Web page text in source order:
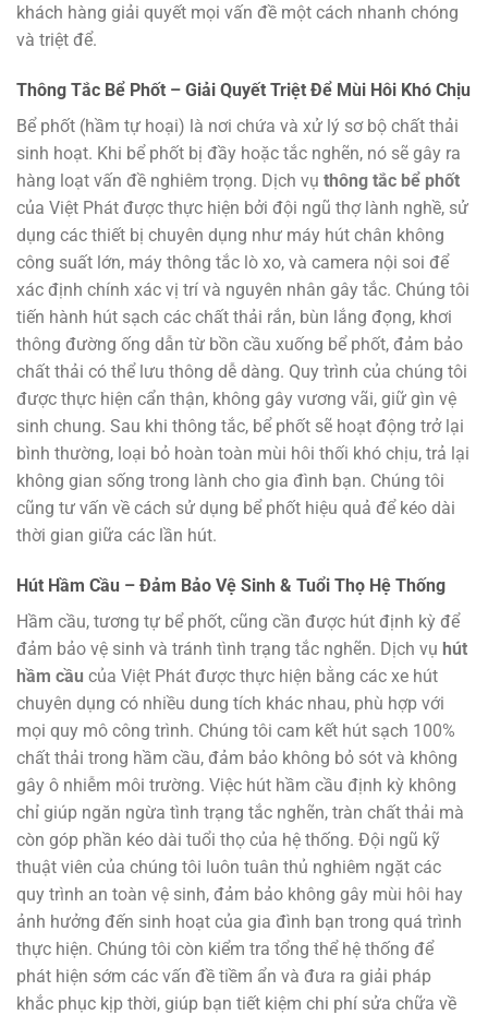
khách hàng giải quyết mọi vấn đề một cách nhanh chóng
và triệt để.
Thông Tắc Bể Phốt – Giải Quyết Triệt Để Mùi Hôi Khó Chịu
Bể phốt (hầm tự hoại) là nơi chứa và xử lý sơ bộ chất thải
sinh hoạt. Khi bể phốt bị đầy hoặc tắc nghẽn, nó sẽ gây ra
hàng loạt vấn đề nghiêm trọng. Dịch vụ thông tắc bể phốt
của Việt Phát được thực hiện bởi đội ngũ thợ lành nghề, sử
dụng các thiết bị chuyên dụng như máy hút chân không
công suất lớn, máy thông tắc lò xo, và camera nội soi để
xác định chính xác vị trí và nguyên nhân gây tắc. Chúng tôi
tiến hành hút sạch các chất thải rắn, bùn lắng đọng, khơi
thông đường ống dẫn từ bồn cầu xuống bể phốt, đảm bảo
chất thải có thể lưu thông dễ dàng. Quy trình của chúng tôi
được thực hiện cẩn thận, không gây vương vãi, giữ gìn vệ
sinh chung. Sau khi thông tắc, bể phốt sẽ hoạt động trở lại
bình thường, loại bỏ hoàn toàn mùi hôi thối khó chịu, trả lại
không gian sống trong lành cho gia đình bạn. Chúng tôi
cũng tư vấn về cách sử dụng bể phốt hiệu quả để kéo dài
thời gian giữa các lần hút.
Hút Hầm Cầu – Đảm Bảo Vệ Sinh & Tuổi Thọ Hệ Thống
Hầm cầu, tương tự bể phốt, cũng cần được hút định kỳ để
đảm bảo vệ sinh và tránh tình trạng tắc nghẽn. Dịch vụ hút
hầm cầu của Việt Phát được thực hiện bằng các xe hút
chuyên dụng có nhiều dung tích khác nhau, phù hợp với
mọi quy mô công trình. Chúng tôi cam kết hút sạch 100%
chất thải trong hầm cầu, đảm bảo không bỏ sót và không
gây ô nhiễm môi trường. Việc hút hầm cầu định kỳ không
chỉ giúp ngăn ngừa tình trạng tắc nghẽn, tràn chất thải mà
còn góp phần kéo dài tuổi thọ của hệ thống. Đội ngũ kỹ
thuật viên của chúng tôi luôn tuân thủ nghiêm ngặt các
quy trình an toàn vệ sinh, đảm bảo không gây mùi hôi hay
ảnh hưởng đến sinh hoạt của gia đình bạn trong quá trình
thực hiện. Chúng tôi còn kiểm tra tổng thể hệ thống để
phát hiện sớm các vấn đề tiềm ẩn và đưa ra giải pháp
khắc phục kịp thời, giúp bạn tiết kiệm chi phí sửa chữa về